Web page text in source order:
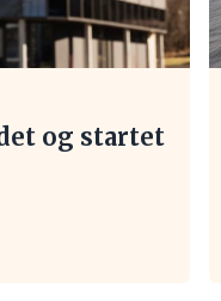
og startet